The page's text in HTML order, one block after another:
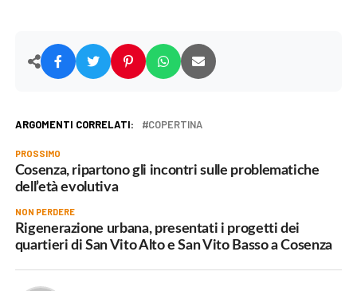
ARGOMENTI CORRELATI: COPERTINA
PROSSIMO
Cosenza, ripartono gli incontri sulle problematiche
dell’età evolutiva
NON PERDERE
Rigenerazione urbana, presentati i progetti dei
quartieri di San Vito Alto e San Vito Basso a Cosenza